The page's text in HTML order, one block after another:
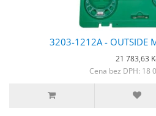
3203-1212A - OUTSIDE
21 783,63
Cena bez DPH: 18